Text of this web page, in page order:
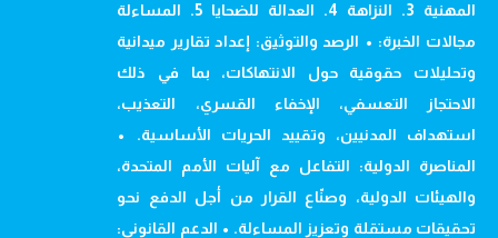
المهنية 3. النزاهة 4. العدالة للضحايا 5. المساءلة
مجالات الخبرة: • الرصد والتوثيق: إعداد تقارير ميدانية
وتحليلات حقوقية حول الانتهاكات، بما في ذلك
الاحتجاز التعسفي، الإخفاء القسري، التعذيب،
استهداف المدنيين، وتقييد الحريات الأساسية. •
المناصرة الدولية: التفاعل مع آليات الأمم المتحدة،
والهيئات الدولية، وصنّاع القرار من أجل الدفع نحو
تحقيقات مستقلة وتعزيز المساءلة. • الدعم القانوني: